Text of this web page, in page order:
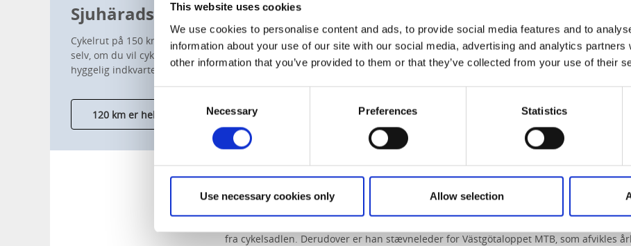
This website uses cookies
We use cookies to personalise content and ads, to provide social media features and to
information about your use of our site with our social media, advertising and analytics partners
other information that you’ve provided to them or that they’ve collected from your use of their
Selection
Necessary Preferences Statistics
Use necessary cookies only Allow selection
Sjuhäradsrundan
Cykelrut på 150 km mellem Borås, Ulricehamn, Tranemo og Svenljunga. Vælg
selv, om du vil cykle ruten på en dag eller dele den op på flere dage med
hyggelig indkvartering.
120 km er helt bilfri Familieeventyr
Pär Carlzens cykelperler
fra cykelsadlen. Derudover er han stævneleder for Västgötaloppet MTB, som afvikles